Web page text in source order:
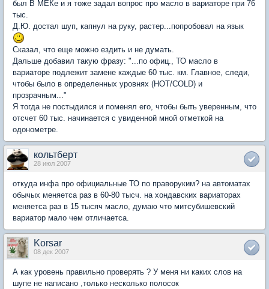
был В МЕКе и я тоже задал вопрос про масло в вариаторе при 76
тыс.
Д.Ю. достал шуп, капнул на руку, растер...попробовал на язык
Сказал, что еще можно ездить и не думать.
Дальше добавил такую фразу: "...по офиц., ТО масло в
вариаторе подлежит замене каждые 60 тыс. км. Главное, следи,
чтобы было в определенных уровнях (HOT/COLD) и
прозрачным..."
Я тогда не постыдился и поменял его, чтобы быть уверенным, что
отсчет 60 тыс. начинается с увиденной мной отметкой на
одонометре.
кольтберт
28 июл 2007
откуда инфа про официальные ТО по праворуким? на автоматах
обычых меняетса раз в 60-80 тысч. на хондавских вариаторах
меняетса раз в 15 тысяч масло, думаю что митсубишевский
вариатор мало чем отличаетса.
Korsar
08 дек 2007
А как уровень правильно проверять ? У меня ни каких слов на
шупе не написано ,только несколько полосок